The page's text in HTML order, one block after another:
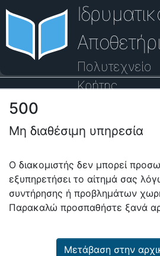
Πολυτεχνείο
Κρήτης
Οδηγός Βοήθειας
500
Μη διαθέσιμη υπηρεσία
Ο διακομιστής δεν μπορεί
εξυπηρετήσει το αίτημά σας
συντήρησης ή προβλημάτων
Παρακαλώ προσπαθήστε ξανά
Μετάβαση στην